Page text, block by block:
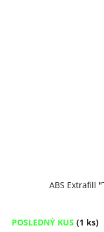
ABS Extrafill
POSLEDNÝ KUS (1 ks)